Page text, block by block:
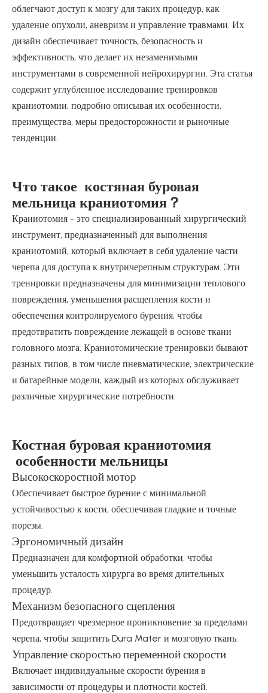
облегчают доступ к мозгу для таких процедур, как
удаление опухоли, аневризм и управление травмами. Их
дизайн обеспечивает точность, безопасность и
эффективность, что делает их незаменимыми
инструментами в современной нейрохирургии. Эта статья
содержит углубленное исследование тренировков
краниотомии, подробно описывая их особенности,
преимущества, меры предосторожности и рыночные
тенденции.
Что такое костяная буровая
мельница краниотомия？
Краниотомия - это специализированный хирургический
инструмент, предназначенный для выполнения
краниотомий, который включает в себя удаление части
черепа для доступа к внутричерепным структурам. Эти
тренировки предназначены для минимизации теплового
повреждения, уменьшения расщепления кости и
обеспечения контролируемого бурения, чтобы
предотвратить повреждение лежащей в основе ткани
головного мозга. Краниотомические тренировки бывают
разных типов, в том числе пневматические, электрические
и батарейные модели, каждый из которых обслуживает
различные хирургические потребности.
Костная буровая краниотомия
особенности мельницы
Высокоскоростной мотор
Обеспечивает быстрое бурение с минимальной
устойчивостью к кости, обеспечивая гладкие и точные
порезы.
Эргономичный дизайн
Предназначен для комфортной обработки, чтобы
уменьшить усталость хирурга во время длительных
процедур.
Механизм безопасного сцепления
Предотвращает чрезмерное проникновение за пределами
черепа, чтобы защитить Dura Mater и мозговую ткань.
Управление скоростью переменной скорости
Включает индивидуальные скорости бурения в
зависимости от процедуры и плотности костей.